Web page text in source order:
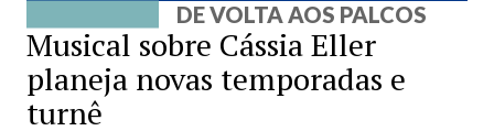
DE VOLTA AOS PALCOS
Musical sobre Cássia Eller
planeja novas temporadas e
turnê